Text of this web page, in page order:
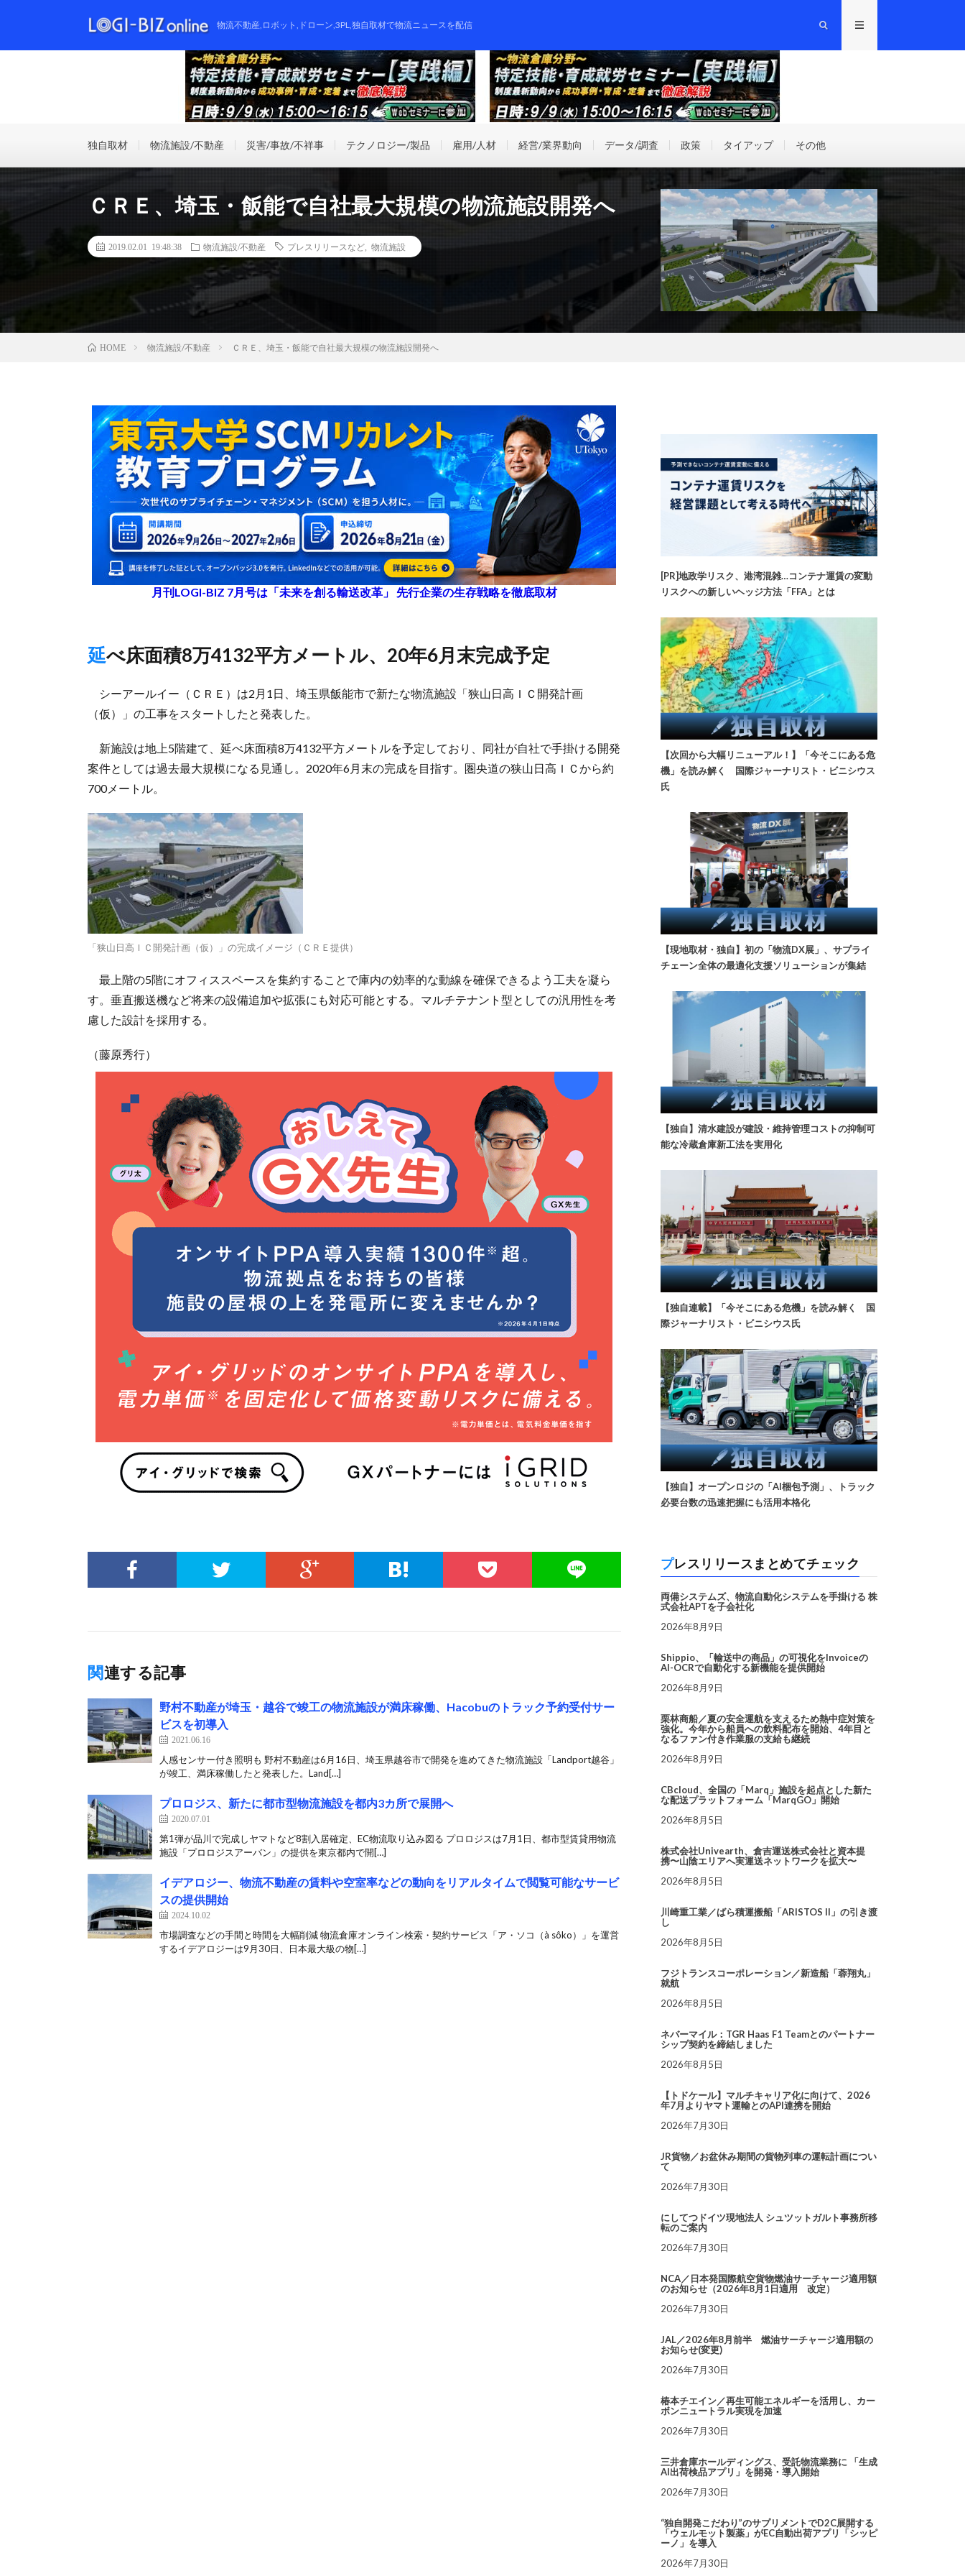
物流不動産,ロボット,ドローン,3PL,独自取材で物流ニュースを配信
独自取材 物流施設/不動産 災害/事故/不祥事 テクノロジー/製品 雇用/人材 経営/業界動向 データ/調査 政策 タイアップ その他
ＣＲＥ、埼玉・飯能で自社最大規模の物流施設開発へ
2019.02.01 19:48:38 物流施設/不動産 プレスリリースなど 物流施設
HOME 物流施設/不動産 ＣＲＥ、埼玉・飯能で自社最大規模の物流施設開発へ
月刊LOGI-BIZ 7月号は「未来を創る輸送改革」 先行企業の生存戦略を徹底取材
延べ床面積8万4132平方メートル、20年6月末完成予定
シーアールイー（ＣＲＥ）は2月1日、埼玉県飯能市で新たな物流施設「狭山日高ＩＣ開発計画
（仮）」の工事をスタートしたと発表した。
新施設は地上5階建て、延べ床面積8万4132平方メートルを予定しており、同社が自社で手掛ける開発
案件としては過去最大規模になる見通し。2020年6月末の完成を目指す。圏央道の狭山日高ＩＣから約
700メートル。
「狭山日高ＩＣ開発計画（仮）」の完成イメージ（ＣＲＥ提供）
最上階の5階にオフィススペースを集約することで庫内の効率的な動線を確保できるよう工夫を凝ら
す。垂直搬送機など将来の設備追加や拡張にも対応可能とする。マルチテナント型としての汎用性を考
慮した設計を採用する。
（藤原秀行）
関連する記事
野村不動産が埼玉・越谷で竣工の物流施設が満床稼働、Hacobuのトラック予約受付サー
ビスを初導入
2021.06.16
人感センサー付き照明も 野村不動産は6月16日、埼玉県越谷市で開発を進めてきた物流施設「Landport越谷」
が竣工、満床稼働したと発表した。Land[…]
プロロジス、新たに都市型物流施設を都内3カ所で展開へ
2020.07.01
第1弾が品川で完成しヤマトなど8割入居確定、EC物流取り込み図る プロロジスは7月1日、都市型賃貸用物流
施設「プロロジスアーバン」の提供を東京都内で開[…]
イデアロジー、物流不動産の賃料や空室率などの動向をリアルタイムで閲覧可能なサービ
スの提供開始
2024.10.02
市場調査などの手間と時間を大幅削減 物流倉庫オンライン検索・契約サービス「ア・ソコ（à sôko）」を運営
するイデアロジーは9月30日、日本最大級の物[…]
[PR]地政学リスク、港湾混雑…コンテナ運賃の変動
リスクへの新しいヘッジ方法「FFA」とは
【次回から大幅リニューアル！】「今そこにある危
機」を読み解く 国際ジャーナリスト・ビニシウス
氏
【現地取材・独自】初の「物流DX展」、サプライ
チェーン全体の最適化支援ソリューションが集結
【独自】清水建設が建設・維持管理コストの抑制可
能な冷蔵倉庫新工法を実用化
【独自連載】「今そこにある危機」を読み解く 国
際ジャーナリスト・ビニシウス氏
【独自】オープンロジの「AI梱包予測」、トラック
必要台数の迅速把握にも活用本格化
プレスリリースまとめてチェック
両備システムズ、物流自動化システムを手掛ける 株
式会社APTを子会社化
2026年8月9日
Shippio、「輸送中の商品」の可視化をInvoiceの
AI-OCRで自動化する新機能を提供開始
2026年8月9日
栗林商船／夏の安全運航を支えるため熱中症対策を
強化。今年から船員への飲料配布を開始、4年目と
なるファン付き作業服の支給も継続
2026年8月9日
CBcloud、全国の「Marq」施設を起点とした新た
な配送プラットフォーム「MarqGO」開始
2026年8月5日
株式会社Univearth、倉吉運送株式会社と資本提
携〜山陰エリアへ実運送ネットワークを拡大〜
2026年8月5日
川崎重工業／ばら積運搬船「ARISTOS II」の引き渡
し
2026年8月5日
フジトランスコーポレーション／新造船「蓉翔丸」
就航
2026年8月5日
ネバーマイル：TGR Haas F1 Teamとのパートナー
シップ契約を締結しました
2026年8月5日
【トドケール】マルチキャリア化に向けて、2026
年7月よりヤマト運輸とのAPI連携を開始
2026年7月30日
JR貨物／お盆休み期間の貨物列車の運転計画につい
て
2026年7月30日
にしてつドイツ現地法人 シュツットガルト事務所移
転のご案内
2026年7月30日
NCA／日本発国際航空貨物燃油サーチャージ適用額
のお知らせ（2026年8月1日適用 改定）
2026年7月30日
JAL／2026年8月前半 燃油サーチャージ適用額の
お知らせ(変更)
2026年7月30日
椿本チエイン／再生可能エネルギーを活用し、カー
ボンニュートラル実現を加速
2026年7月30日
三井倉庫ホールディングス、受託物流業務に 「生成
AI出荷検品アプリ」を開発・導入開始
2026年7月30日
“独自開発こだわり”のサプリメントでD2C展開する
「ウェルモット製薬」がEC自動出荷アプリ「シッピ
ーノ」を導入
2026年7月30日